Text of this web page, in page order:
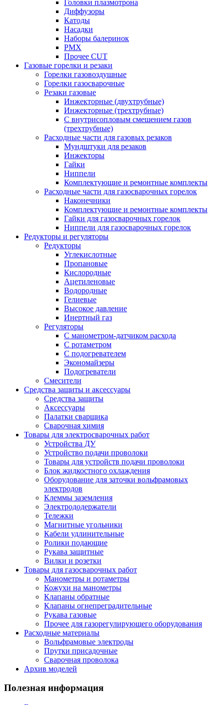
Головки плазмотрона
Диффузоры
Катоды
Насадки
Наборы балеринок
PMX
Прочее CUT
Газовые горелки и резаки
Горелки газовоздушные
Горелки газосварочные
Резаки газовые
Инжекторные (двухтрубные)
Инжекторные (трехтрубные)
С внутрисопловым смешением газов
(трехтрубные)
Расходные части для газовых резаков
Мундштуки для резаков
Инжекторы
Гайки
Ниппели
Комплектующие и ремонтные комплекты
Расходные части для газосварочных горелок
Наконечники
Комплектующие и ремонтные комплекты
Гайки для газосварочных горелок
Ниппели для газосварочных горелок
Редукторы и регуляторы
Редукторы
Углекислотные
Пропановые
Кислородные
Ацетиленовые
Водородные
Гелиевые
Высокое давление
Инертный газ
Регуляторы
С манометром-датчиком расхода
С ротаметром
С подогревателем
Экономайзеры
Подогреватели
Смесители
Средства защиты и аксессуары
Средства защиты
Аксессуары
Палатки сварщика
Сварочная химия
Товары для электросварочных работ
Устройства ДУ
Устройство подачи проволоки
Товары для устройств подачи проволоки
Блок жидкостного охлаждения
Оборудование для заточки вольфрамовых
электродов
Клеммы заземления
Электрододержатели
Тележки
Магнитные угольники
Кабели удлинительные
Ролики подающие
Рукава защитные
Вилки и розетки
Товары для газосварочных работ
Манометры и ротаметры
Кожухи на манометры
Клапаны обратные
Клапаны огнепреградительные
Рукава газовые
Прочее для газорегулирующего оборудования
Расходные материалы
Вольфрамовые электроды
Прутки присадочные
Сварочная проволока
Архив моделей
Полезная информация